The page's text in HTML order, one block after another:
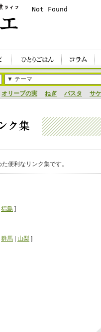
オリーブの実 ねぎ パスタ サケ
便利なリンク集です。
福島 ]
群馬 山梨 ]